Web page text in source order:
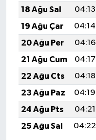
18 Ağu Sal
04:13
19 Ağu Çar
04:14
20 Ağu Per
04:16
21 Ağu Cum
04:17
22 Ağu Cts
04:18
23 Ağu Paz
04:19
24 Ağu Pts
04:21
25 Ağu Sal
04:22